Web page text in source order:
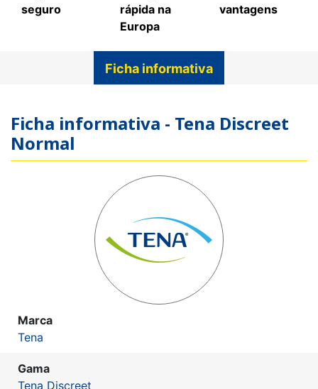
seguro
rápida na
Europa
vantagens
Ficha informativa
Ficha informativa - Tena Discreet
Normal
Marca
Tena
Gama
Tena Discreet